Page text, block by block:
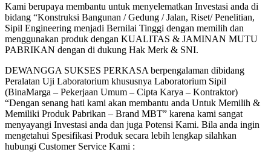
Kami berupaya membantu untuk menyelematkan Investasi anda di
bidang “Konstruksi Bangunan / Gedung / Jalan, Riset/ Penelitian,
Sipil Engineering menjadi Bernilai Tinggi dengan memilih dan
menggunakan produk dengan KUALITAS & JAMINAN MUTU
PABRIKAN dengan di dukung Hak Merk & SNI.
DEWANGGA SUKSES PERKASA berpengalaman dibidang
Peralatan Uji Laboratorium khususnya Laboratorium Sipil
(BinaMarga – Pekerjaan Umum – Cipta Karya – Kontraktor)
“Dengan senang hati kami akan membantu anda Untuk Memilih &
Memiliki Produk Pabrikan – Brand MBT” karena kami sangat
menyayangi Investasi anda dan juga Potensi Kami. Bila anda ingin
mengetahui Spesifikasi Produk secara lebih lengkap silahkan
hubungi Customer Service Kami :